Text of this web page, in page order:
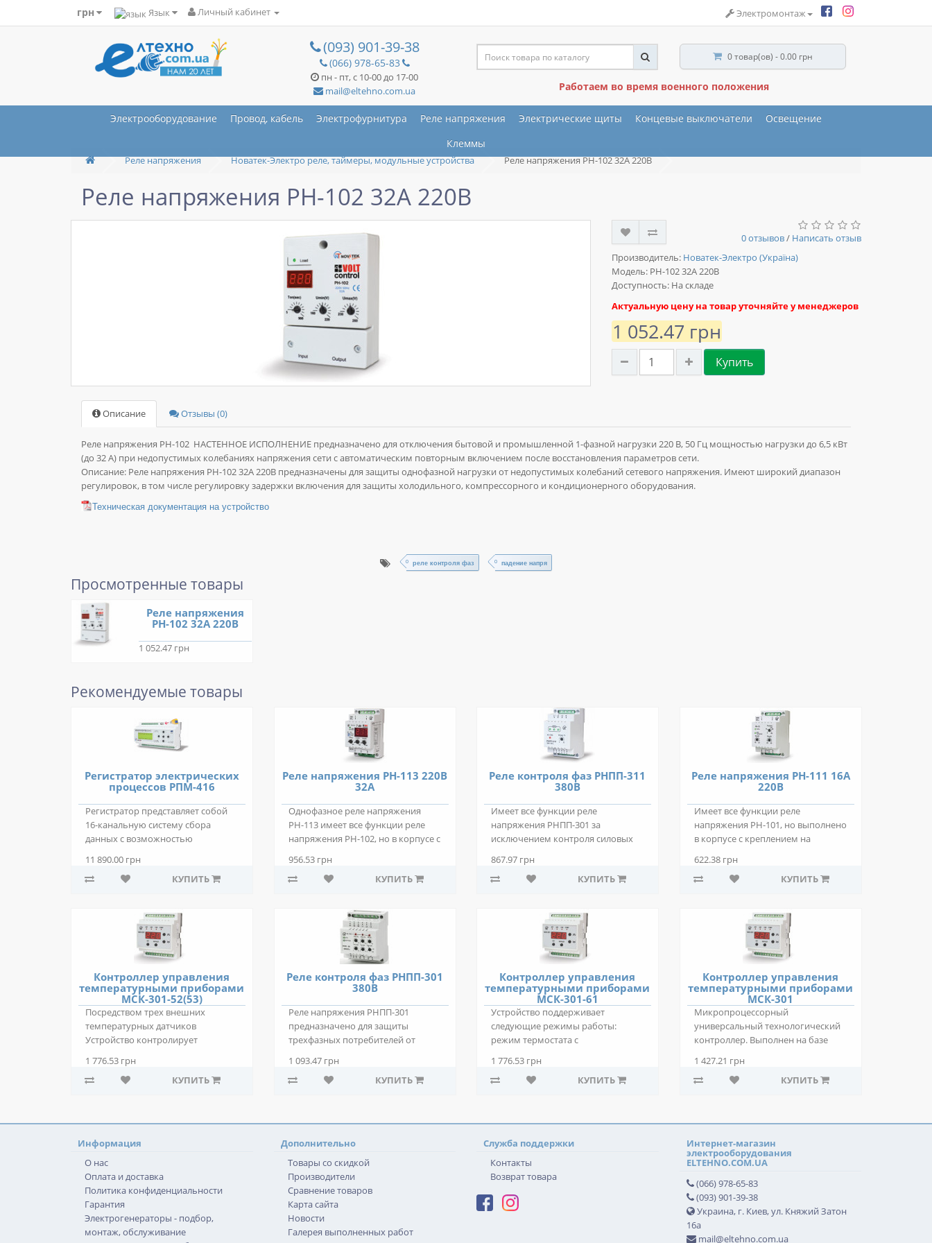
грн Язык Личный кабинет Электромонтаж
(093) 901-39-38
(066) 978-65-83
пн - пт, с 10-00 до 17-00
mail@eltehno.com.ua
0 товар(ов) - 0.00 грн
Работаем во время военного положения
Электрооборудование Провод, кабель Электрофурнитура Реле напряжения Электрические щиты Концевые выключатели
Освещение
Клеммы
Реле напряжения Новатек-Электро реле, таймеры, модульные устройства Реле напряжения РН-102 32А 220В
Реле напряжения РН-102 32А 220В
0 отзывов/ Написать отзыв
Производитель: Новатек-Электро (Україна)
Модель: РН-102 32А 220В
Доступность: На складе
Актуальную цену на товар уточняйте у менеджеров
1 052.47 грн
Купить
Описание Отзывы (0)
Реле напряжения РН-102 НАСТЕННОЕ ИСПОЛНЕНИЕ предназначено для отключения бытовой и промышленной 1-фазной нагрузки 220 В, 50 Гц мощностью нагрузки до 6,5 кВт
(до 32 А) при недопустимых колебаниях напряжения сети с автоматическим повторным включением после восстановления параметров сети.
Описание: Реле напряжения РН-102 32А 220В предназначены для защиты однофазной нагрузки от недопустимых колебаний сетевого напряжения. Имеют широкий диапазон
регулировок, в том числе регулировку задержки включения для защиты холодильного, компрессорного и кондиционерного оборудования.
Техническая документация на устройство
реле контроля фаз падение напря
Просмотренные товары
Реле напряжения
РН-102 32А 220В
1 052.47 грн
Рекомендуемые товары
Регистратор электрических
процессов РПМ-416
Регистратор представляет собой
16-канальную систему сбора
данных с возможностью
11 890.00 грн
КУПИТЬ
Реле напряжения РН-113 220В
32А
Однофазное реле напряжения
РН-113 имеет все функции реле
напряжения РН-102, но в корпусе с
956.53 грн
КУПИТЬ
Реле контроля фаз РНПП-311
380В
Имеет все функции реле
напряжения РНПП-301 за
исключением контроля силовых
867.97 грн
КУПИТЬ
Реле напряжения РН-111 16А
220В
Имеет все функции реле
напряжения РН-101, но выполнено
в корпусе с креплением на
622.38 грн
КУПИТЬ
Контроллер управления
температурными приборами
МСК-301-52(53)
Посредством трех внешних
температурных датчиков
Устройство контролирует
1 776.53 грн
КУПИТЬ
Реле контроля фаз РНПП-301
380В
Реле напряжения РНПП-301
предназначено для защиты
трехфазных потребителей от
1 093.47 грн
КУПИТЬ
Контроллер управления
температурными приборами
МСК-301-61
Устройство поддерживает
следующие режимы работы:
режим термостата с
1 776.53 грн
КУПИТЬ
Контроллер управления
температурными приборами
МСК-301
Микропроцессорный
универсальный технологический
контроллер. Выполнен на базе
1 427.21 грн
КУПИТЬ
Информация
О нас
Оплата и доставка
Политика конфиденциальности
Гарантия
Электрогенераторы - подбор,
монтаж, обслуживание
Дополнительно
Товары со скидкой
Производители
Сравнение товаров
Карта сайта
Новости
Галерея выполненных работ
Служба поддержки
Контакты
Возврат товара
Интернет-магазин
электрооборудования
ELTEHNO.COM.UA
(066) 978-65-83
(093) 901-39-38
Украина, г. Киев, ул. Княжий Затон
16а
mail@eltehno.com.ua